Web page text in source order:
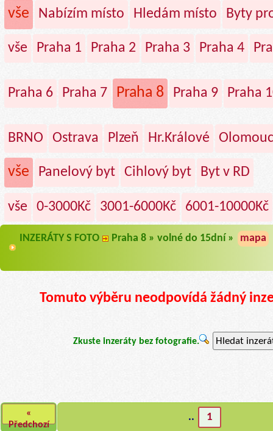
vše Nabízím místo Hledám místo Byty
vše Praha 1 Praha 2 Praha 3 Praha 4
Praha 6 Praha 7 Praha 8 Praha 9 Praha
BRNO Ostrava Plzeň Hr.Králové Olomouc
vše Panelový byt Cihlový byt Byt v RD
vše 0-3000Kč 3001-6000Kč 6001-10000Kč
INZERÁTY S FOTO Praha 8 » volné do 15dní » mapa
Tomuto výběru neodpovídá žádný
Zkuste inzeráty bez fotografie. Hledat
«
Předchozí
.. 1